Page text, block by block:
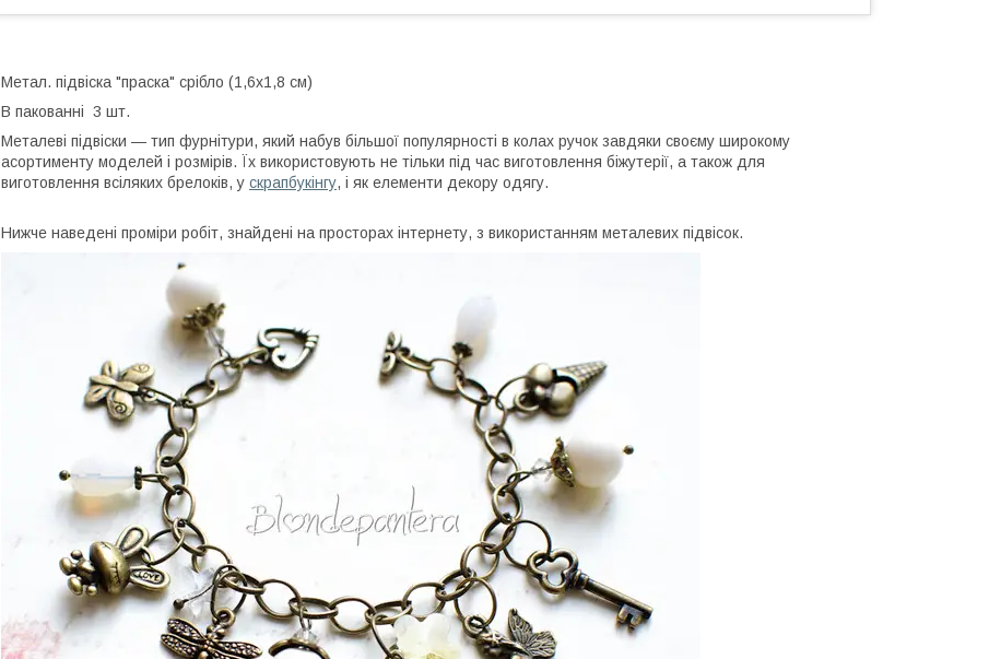
Метал. підвіска "праска" срібло (1,6х1,8 см)
В пакованні 3 шт.
Металеві підвіски — тип фурнітури, який набув більшої популярності в колах ручок завдяки своєму широкому
асортименту моделей і розмірів. Їх використовують не тільки під час виготовлення біжутерії, а також для
виготовлення всіляких брелоків, у скрапбукінгу, і як елементи декору одягу.
Нижче наведені проміри робіт, знайдені на просторах інтернету, з використанням металевих підвісок.